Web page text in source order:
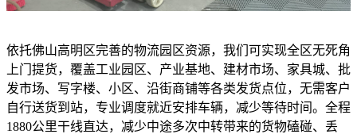
依托佛山高明区完善的物流园区资源，我们可实现全区无死角
上门提货，覆盖工业园区、产业基地、建材市场、家具城、批
发市场、写字楼、小区、沿街商铺等各类发货点位，无需客户
自行送货到站，专业调度就近安排车辆，减少等待时间。全程
1880公里干线直达，减少中途多次中转带来的货物磕碰、丢